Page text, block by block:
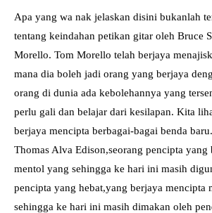
Apa yang wa nak jelaskan disini bukanlah
tentang keindahan petikan gitar oleh Bruce
Morello. Tom Morello telah berjaya
mana dia boleh jadi orang yang berjaya
orang di dunia ada kebolehannya yang
perlu gali dan belajar dari kesilapan. Kita
berjaya mencipta berbagai-bagai benda
Thomas Alva Edison,seorang pencipta yang
mentol yang sehingga ke hari ini masih
pencipta yang hebat,yang berjaya mencipta
sehingga ke hari ini masih dimakan oleh